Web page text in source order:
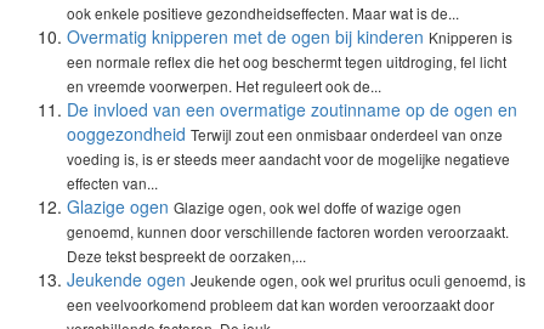
ook enkele positieve gezondheidseffecten. Maar wat is de...
Overmatig knipperen met de ogen bij kinderen Knipperen is
een normale reflex die het oog beschermt tegen uitdroging, fel licht
en vreemde voorwerpen. Het reguleert ook de...
De invloed van een overmatige zoutinname op de ogen en
ooggezondheid Terwijl zout een onmisbaar onderdeel van onze
voeding is, is er steeds meer aandacht voor de mogelijke negatieve
effecten van...
Glazige ogen Glazige ogen, ook wel doffe of wazige ogen
genoemd, kunnen door verschillende factoren worden veroorzaakt.
Deze tekst bespreekt de oorzaken,...
Jeukende ogen Jeukende ogen, ook wel pruritus oculi genoemd, is
een veelvoorkomend probleem dat kan worden veroorzaakt door